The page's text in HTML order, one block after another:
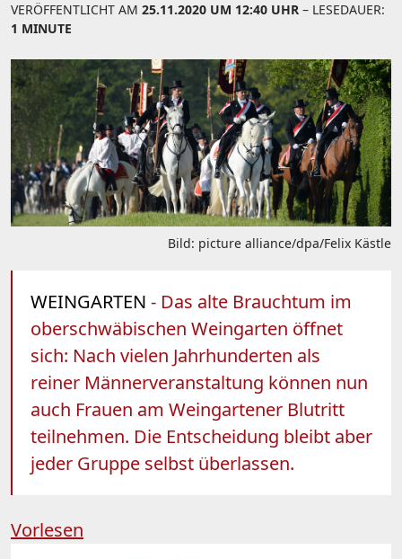
VERÖFFENTLICHT AM 25.11.2020 UM 12:40 UHR – LESEDAUER:
1 MINUTE
Bild: picture alliance/dpa/Felix Kästle
WEINGARTEN - Das alte Brauchtum im
oberschwäbischen Weingarten öffnet
sich: Nach vielen Jahrhunderten als
reiner Männerveranstaltung können nun
auch Frauen am Weingartener Blutritt
teilnehmen. Die Entscheidung bleibt aber
jeder Gruppe selbst überlassen.
Vorlesen